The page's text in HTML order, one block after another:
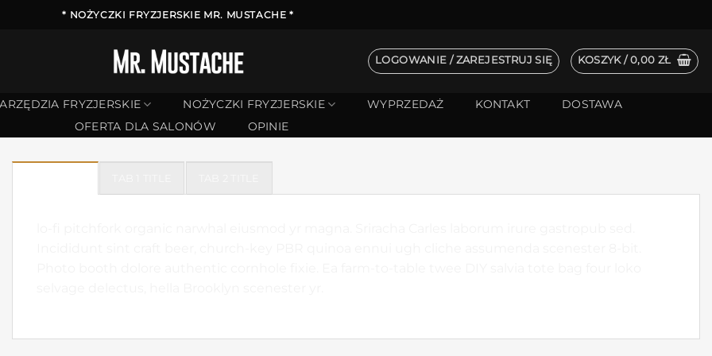
* NOŻYCZKI FRYZJERSKIE MR. MUSTACHE *
LOGOWANIE / ZAREJESTRUJ SIĘ KOSZYK / 0,00 ZŁ
FRYZJERSKIE NOŻYCZKI FRYZJERSKIE WYPRZEDAŻ KONTAKT
DOSTAWA
OFERTA DLA SALONÓW
OPINIE